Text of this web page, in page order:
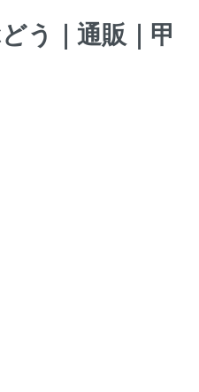
う｜通販｜甲